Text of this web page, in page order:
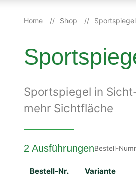
Home Shop Sportspiegel
Sportspiegel in
mehr Sichtfläche
2 AusführungenBestell-
Bestell-Nr. Variante